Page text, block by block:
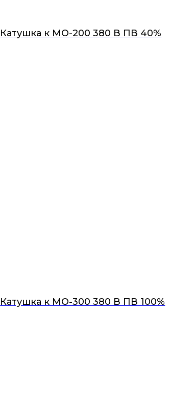
Катушка к МО-200 380 В ПВ 40%
Катушка к МО-300 380 В ПВ 100%